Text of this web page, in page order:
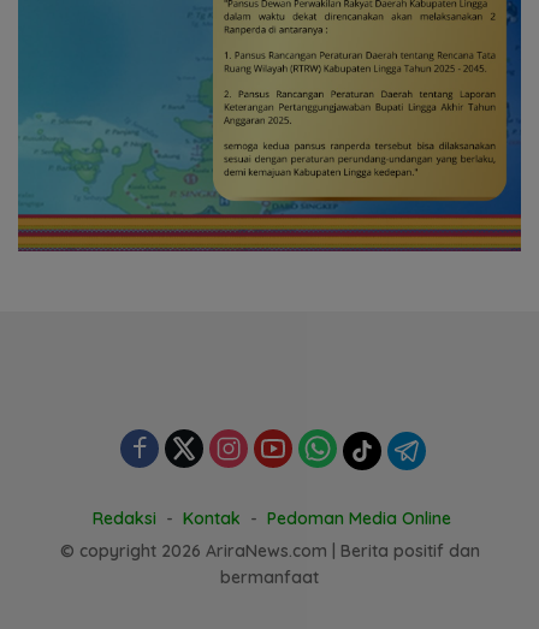
Redaksi Kontak
Pedoman Media Online
© copyright 2026 AriraNews.com | Berita positif dan
bermanfaat